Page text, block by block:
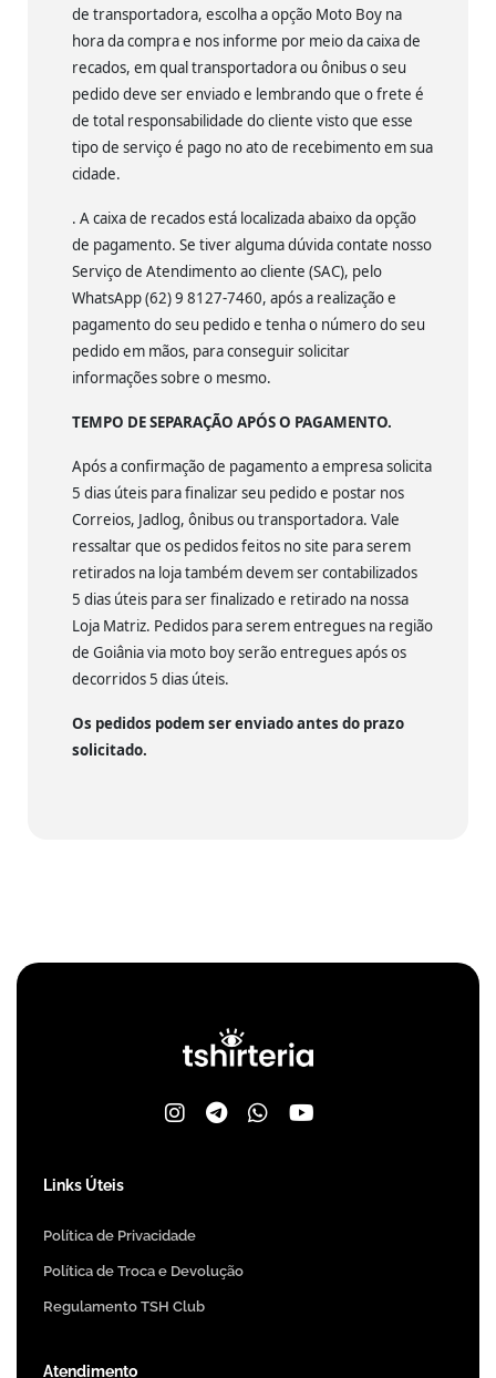
de transportadora, escolha a opção Moto Boy na
hora da compra e nos informe por meio da caixa de
recados, em qual transportadora ou ônibus o seu
pedido deve ser enviado e lembrando que o frete é
de total responsabilidade do cliente visto que esse
tipo de serviço é pago no ato de recebimento em sua
cidade.
. A caixa de recados está localizada abaixo da opção
de pagamento. Se tiver alguma dúvida contate nosso
Serviço de Atendimento ao cliente (SAC), pelo
WhatsApp (62) 9 8127-7460, após a realização e
pagamento do seu pedido e tenha o número do seu
pedido em mãos, para conseguir solicitar
informações sobre o mesmo.
TEMPO DE SEPARAÇÃO APÓS O PAGAMENTO.
Após a confirmação de pagamento a empresa solicita
5 dias úteis para finalizar seu pedido e postar nos
Correios, Jadlog, ônibus ou transportadora. Vale
ressaltar que os pedidos feitos no site para serem
retirados na loja também devem ser contabilizados
5 dias úteis para ser finalizado e retirado na nossa
Loja Matriz. Pedidos para serem entregues na região
de Goiânia via moto boy serão entregues após os
decorridos 5 dias úteis.
Os pedidos podem ser enviado antes do prazo
solicitado.
Links Úteis
Política de Privacidade
Política de Troca e Devolução
Regulamento TSH Club
Atendimento